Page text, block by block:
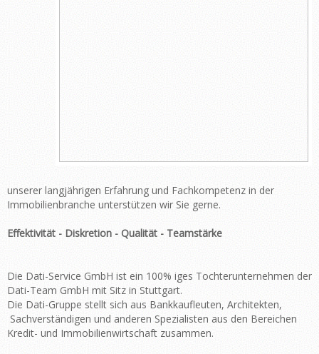
unserer langjährigen Erfahrung und Fachkompetenz in der
Immobilienbranche unterstützen wir Sie gerne.
Effektivität - Diskretion - Qualität - Teamstärke
Die Dati-Service GmbH ist ein 100% iges Tochterunternehmen der
Dati-Team GmbH mit Sitz in Stuttgart.
Die Dati-Gruppe stellt sich aus Bankkaufleuten, Architekten,
Sachverständigen und anderen Spezialisten aus den Bereichen
Kredit- und Immobilienwirtschaft zusammen.